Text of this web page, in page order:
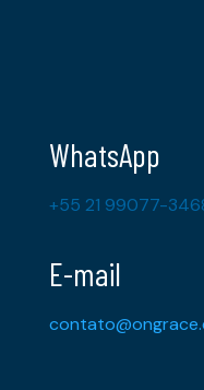
WhatsApp
+55 21 99077-
E-mail